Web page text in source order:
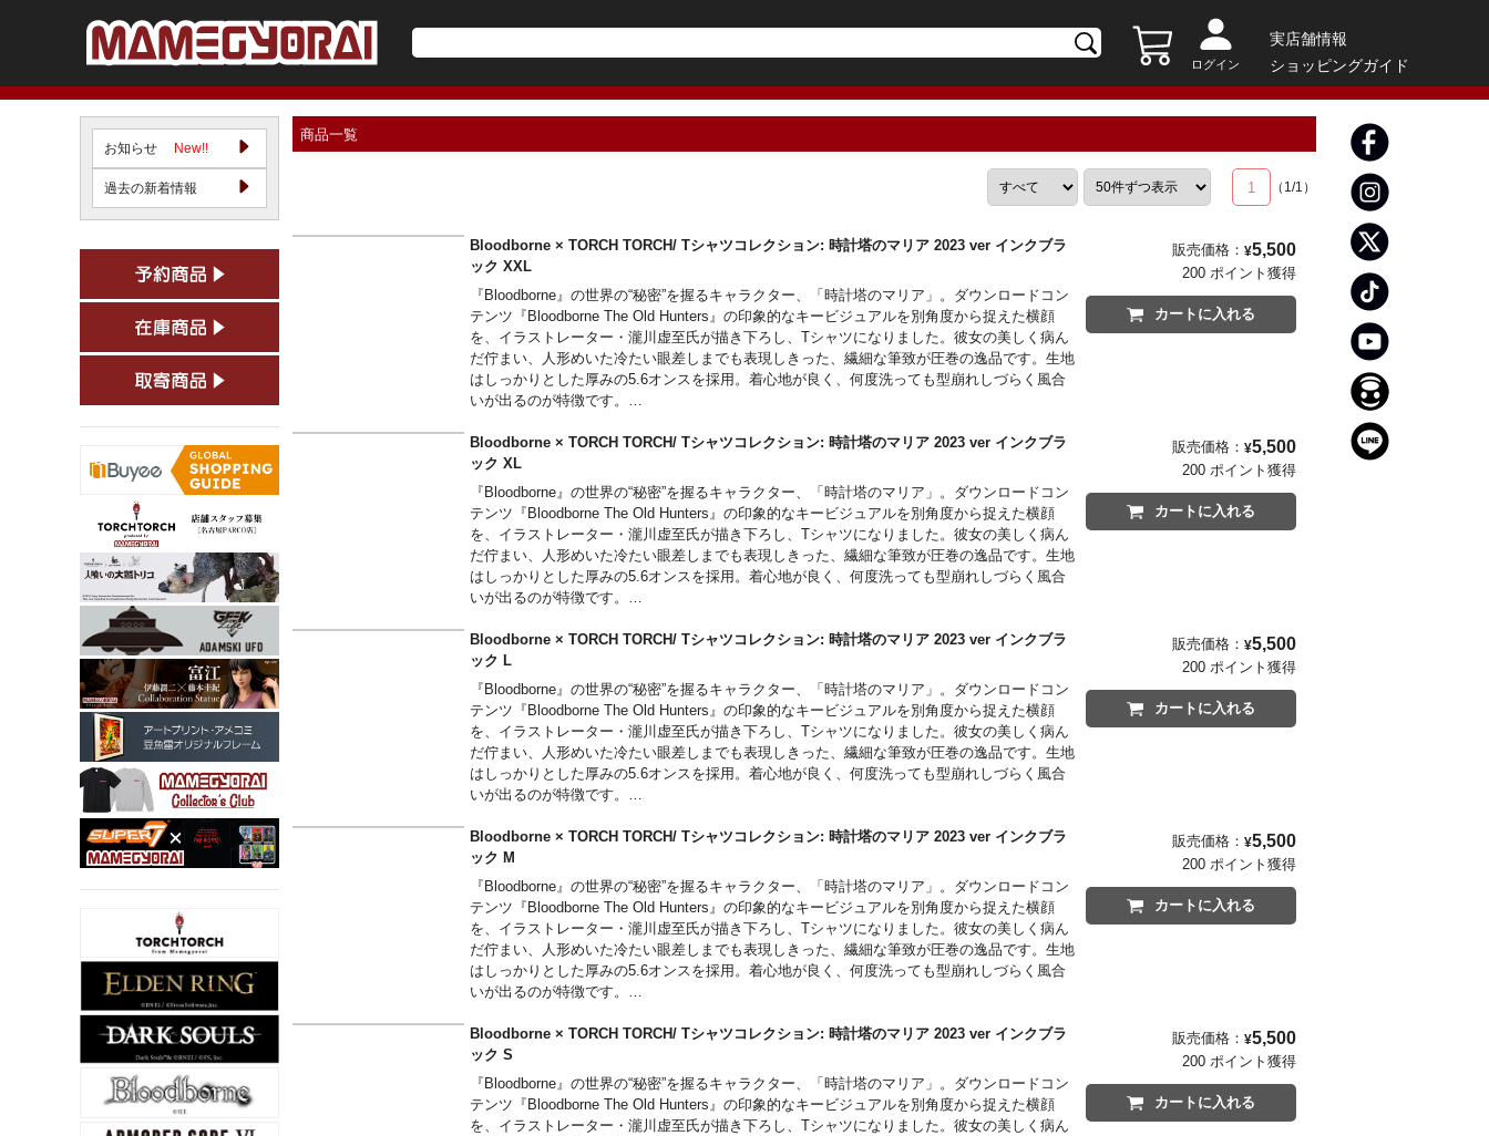
ログイン
実店舗情報
ショッピングガイド
お知らせ New!!
過去の新着情報
商品一覧
1 （ 1/1 ）
Bloodborne × TORCH TORCH/ Tシャツコレクション: 時計塔のマリア 2023 ver インクブラ
ック XXL
『Bloodborne』の世界の“秘密”を握るキャラクター、「時計塔のマリア」。ダウンロードコン
テンツ『Bloodborne The Old Hunters』の印象的なキービジュアルを別角度から捉えた横顔
を、イラストレーター・瀧川虚至氏が描き下ろし、Tシャツになりました。彼女の美しく病ん
だ佇まい、人形めいた冷たい眼差しまでも表現しきった、繊細な筆致が圧巻の逸品です。生地
はしっかりとした厚みの5.6オンスを採用。着心地が良く、何度洗っても型崩れしづらく風合
いが出るのが特徴です。
上溜まらない「99」の数値はファンなら思わずにやりとしてしまうギミックです。正面から
見ると、ゲーム画面と同じく「右上」に配置されているのもポイント。
販売価格： ¥5,500
200 ポイント獲得
カートに入れる
Bloodborne × TORCH TORCH/ Tシャツコレクション: 時計塔のマリア 2023 ver インクブラ
ック XL
『Bloodborne』の世界の“秘密”を握るキャラクター、「時計塔のマリア」。ダウンロードコン
テンツ『Bloodborne The Old Hunters』の印象的なキービジュアルを別角度から捉えた横顔
を、イラストレーター・瀧川虚至氏が描き下ろし、Tシャツになりました。彼女の美しく病ん
だ佇まい、人形めいた冷たい眼差しまでも表現しきった、繊細な筆致が圧巻の逸品です。生地
はしっかりとした厚みの5.6オンスを採用。着心地が良く、何度洗っても型崩れしづらく風合
いが出るのが特徴です。
上溜まらない「99」の数値はファンなら思わずにやりとしてしまうギミックです。正面から
見ると、ゲーム画面と同じく「右上」に配置されているのもポイント。
販売価格： ¥5,500
200 ポイント獲得
カートに入れる
Bloodborne × TORCH TORCH/ Tシャツコレクション: 時計塔のマリア 2023 ver インクブラ
ック L
『Bloodborne』の世界の“秘密”を握るキャラクター、「時計塔のマリア」。ダウンロードコン
テンツ『Bloodborne The Old Hunters』の印象的なキービジュアルを別角度から捉えた横顔
を、イラストレーター・瀧川虚至氏が描き下ろし、Tシャツになりました。彼女の美しく病ん
だ佇まい、人形めいた冷たい眼差しまでも表現しきった、繊細な筆致が圧巻の逸品です。生地
はしっかりとした厚みの5.6オンスを採用。着心地が良く、何度洗っても型崩れしづらく風合
いが出るのが特徴です。
上溜まらない「99」の数値はファンなら思わずにやりとしてしまうギミックです。正面から
見ると、ゲーム画面と同じく「右上」に配置されているのもポイント。
販売価格： ¥5,500
200 ポイント獲得
カートに入れる
Bloodborne × TORCH TORCH/ Tシャツコレクション: 時計塔のマリア 2023 ver インクブラ
ック M
『Bloodborne』の世界の“秘密”を握るキャラクター、「時計塔のマリア」。ダウンロードコン
テンツ『Bloodborne The Old Hunters』の印象的なキービジュアルを別角度から捉えた横顔
を、イラストレーター・瀧川虚至氏が描き下ろし、Tシャツになりました。彼女の美しく病ん
だ佇まい、人形めいた冷たい眼差しまでも表現しきった、繊細な筆致が圧巻の逸品です。生地
はしっかりとした厚みの5.6オンスを採用。着心地が良く、何度洗っても型崩れしづらく風合
いが出るのが特徴です。
上溜まらない「99」の数値はファンなら思わずにやりとしてしまうギミックです。正面から
見ると、ゲーム画面と同じく「右上」に配置されているのもポイント。
販売価格： ¥5,500
200 ポイント獲得
カートに入れる
Bloodborne × TORCH TORCH/ Tシャツコレクション: 時計塔のマリア 2023 ver インクブラ
ック S
『Bloodborne』の世界の“秘密”を握るキャラクター、「時計塔のマリア」。ダウンロードコン
テンツ『Bloodborne The Old Hunters』の印象的なキービジュアルを別角度から捉えた横顔
を、イラストレーター・瀧川虚至氏が描き下ろし、Tシャツになりました。彼女の美しく病ん
販売価格： ¥5,500
200 ポイント獲得
カートに入れる